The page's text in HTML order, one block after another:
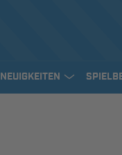
NEUIGKEITEN